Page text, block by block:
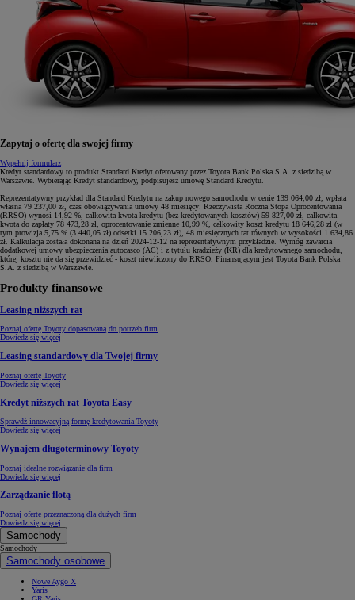
Zapytaj o ofertę dla swojej firmy
Wypełnij formularz
Kredyt standardowy to produkt Standard Kredyt oferowany przez Toyota Bank Polska S.A. z siedzibą w
Warszawie. Wybierając Kredyt standardowy, podpisujesz umowę Standard Kredytu.
Reprezentatywny przykład dla Standard Kredytu na zakup nowego samochodu w cenie 139 064,00 zł, wpłata
własna 79 237,00 zł, czas obowiązywania umowy 48 miesięcy: Rzeczywista Roczna Stopa Oprocentowania
(RRSO) wynosi 14,92 %, całkowita kwota kredytu (bez kredytowanych kosztów) 59 827,00 zł, całkowita
kwota do zapłaty 78 473,28 zł, oprocentowanie zmienne 10,99 %, całkowity koszt kredytu 18 646,28 zł (w
tym prowizja 5,75 % (3 440,05 zł) odsetki 15 206,23 zł), 48 miesięcznych rat równych w wysokości 1 634,86
zł. Kalkulacja została dokonana na dzień 2024-12-12 na reprezentatywnym przykładzie. Wymóg zawarcia
dodatkowej umowy ubezpieczenia autocasco (AC) i z tytułu kradzieży (KR) dla kredytowanego samochodu,
której kosztu nie da się przewidzieć - koszt niewliczony do RRSO. Finansującym jest Toyota Bank Polska
S.A. z siedzibą w Warszawie.
Produkty finansowe
Leasing niższych rat
Poznaj ofertę Toyoty dopasowaną do potrzeb firm
Dowiedz się więcej
Leasing standardowy dla Twojej firmy
Poznaj ofertę Toyoty
Dowiedz się więcej
Kredyt niższych rat Toyota Easy
Sprawdź innowacyjną formę kredytowania Toyoty
Dowiedz się więcej
Wynajem długoterminowy Toyoty
Poznaj idealne rozwiązanie dla firm
Dowiedz się więcej
Zarządzanie flotą
Poznaj ofertę przeznaczoną dla dużych firm
Dowiedz się więcej
Samochody
Samochody
Samochody osobowe
Nowe Aygo X
Yaris